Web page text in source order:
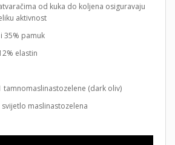
od kuka do koljena osiguravaju
aktivnost
35% pamuk
elastin
tamnomaslinastozelene (dark oliv)
maslinastozelena